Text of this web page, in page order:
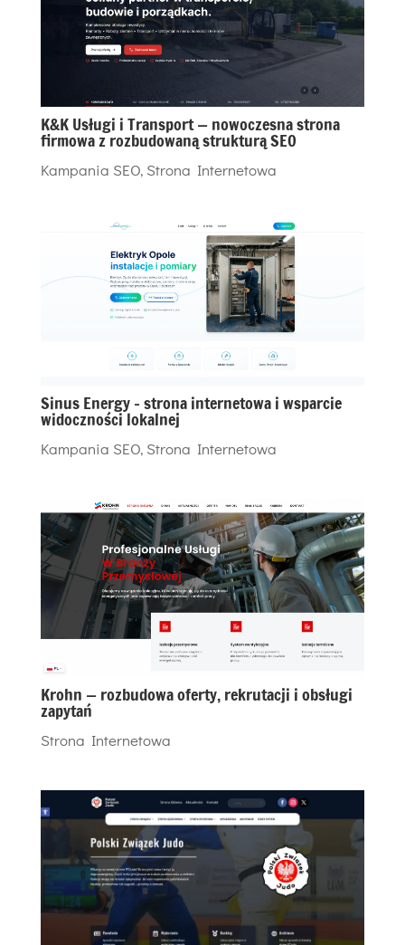
K&K Usługi i Transport — nowoczesna strona
firmowa z rozbudowaną strukturą SEO
Kampania SEO, Strona Internetowa
Sinus Energy – strona internetowa i wsparcie
widoczności lokalnej
Kampania SEO, Strona Internetowa
Krohn — rozbudowa oferty, rekrutacji i obsługi
zapytań
Strona Internetowa